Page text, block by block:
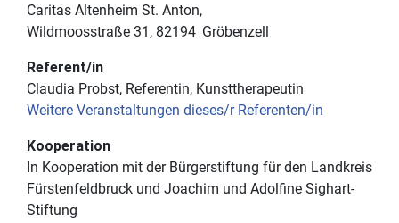
Caritas Altenheim St. Anton
Wildmoosstraße 31 82194 Gröbenzell
Referent/in
Claudia Probst, Referentin, Kunsttherapeutin
Weitere Veranstaltungen dieses/r Referenten/in
Kooperation
In Kooperation mit der Bürgerstiftung für den Landkreis
Fürstenfeldbruck und Joachim und Adolfine Sighart-
Stiftung